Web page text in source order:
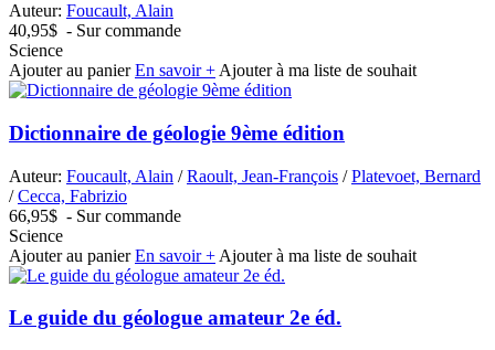
Auteur: Foucault, Alain
40,95$ - Sur commande
Science
Ajouter au panier En savoir + Ajouter à ma liste de souhait
Dictionnaire de géologie 9ème édition
Auteur: Foucault, Alain /Raoult, Jean-François /Platevoet, Bernard
/Cecca, Fabrizio
66,95$ - Sur commande
Science
Ajouter au panier En savoir + Ajouter à ma liste de souhait
Le guide du géologue amateur 2e éd.